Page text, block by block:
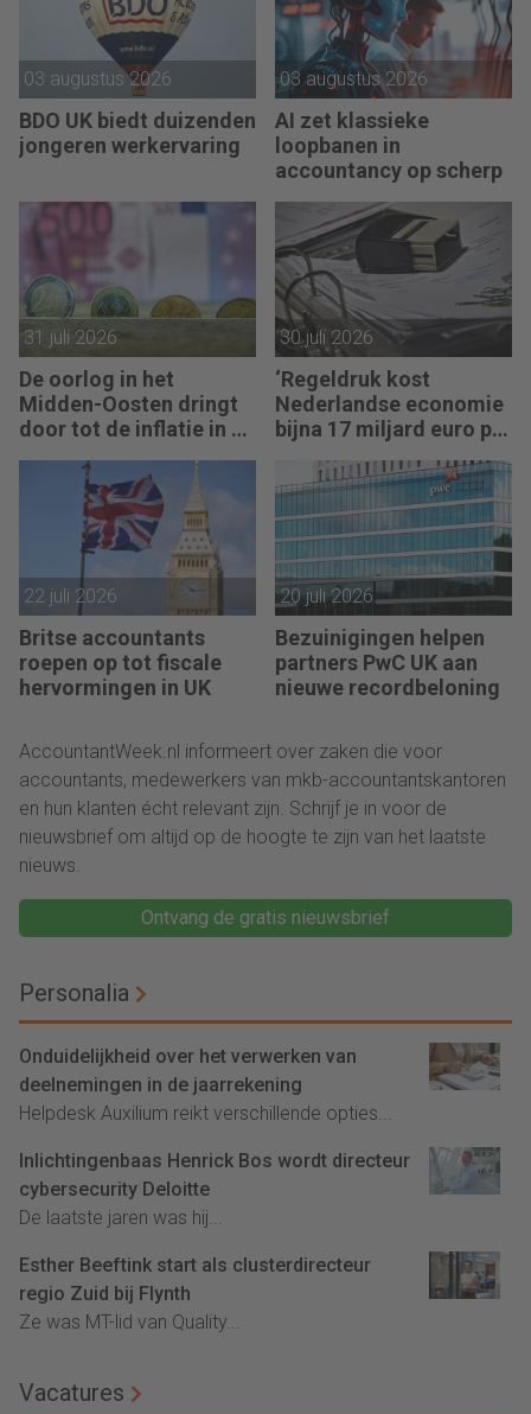
03 augustus 2026
BDO UK biedt duizenden
jongeren werkervaring
03 augustus 2026
AI zet klassieke
loopbanen in
accountancy op scherp
31 juli 2026
De oorlog in het
Midden-Oosten dringt
door tot de inflatie in de
30 juli 2026
‘Regeldruk kost
Nederlandse economie
bijna 17 miljard euro per
22 juli 2026
Britse accountants
roepen op tot fiscale
hervormingen in UK
20 juli 2026
Bezuinigingen helpen
partners PwC UK aan
nieuwe recordbeloning
AccountantWeek.nl informeert over zaken die voor
accountants, medewerkers van mkb-accountantskantoren
en hun klanten écht relevant zijn. Schrijf je in voor de
nieuwsbrief om altijd op de hoogte te zijn van het laatste
nieuws.
Ontvang de gratis nieuwsbrief
Personalia
Onduidelijkheid over het verwerken van
deelnemingen in de jaarrekening
Helpdesk Auxilium reikt verschillende opties...
Inlichtingenbaas Henrick Bos wordt directeur
cybersecurity Deloitte
De laatste jaren was hij...
Esther Beeftink start als clusterdirecteur
regio Zuid bij Flynth
Ze was MT-lid van Quality...
Vacatures